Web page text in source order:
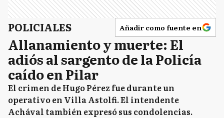
POLICIALES Añadir como fuente en
Allanamiento y muerte: El
adiós al sargento de la Policía
caído en Pilar
El crimen de Hugo Pérez fue durante un
operativo en Villa Astolfi. El intendente
Achával también expresó sus condolencias.